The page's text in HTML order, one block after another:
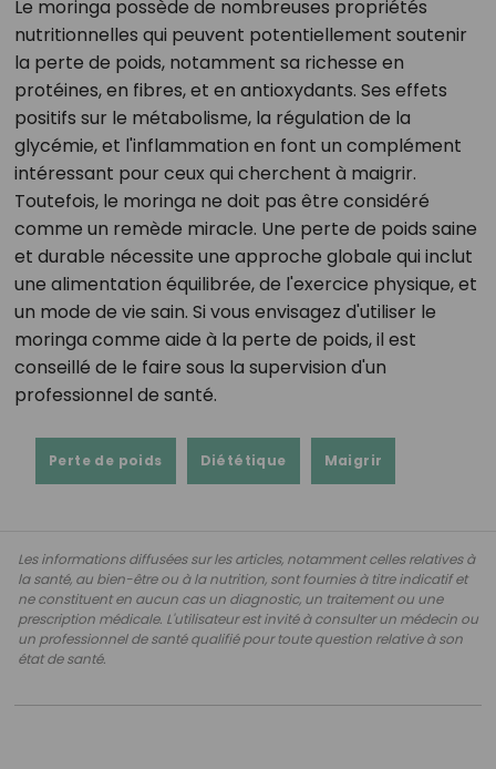
Le moringa possède de nombreuses propriétés
nutritionnelles qui peuvent potentiellement soutenir
la perte de poids, notamment sa richesse en
protéines, en fibres, et en antioxydants. Ses effets
positifs sur le métabolisme, la régulation de la
glycémie, et l'inflammation en font un complément
intéressant pour ceux qui cherchent à maigrir.
Toutefois, le moringa ne doit pas être considéré
comme un remède miracle. Une perte de poids saine
et durable nécessite une approche globale qui inclut
une alimentation équilibrée, de l'exercice physique, et
un mode de vie sain. Si vous envisagez d'utiliser le
moringa comme aide à la perte de poids, il est
conseillé de le faire sous la supervision d'un
professionnel de santé.
Perte de poids Diététique Maigrir
Les informations diffusées sur les articles, notamment celles relatives à
la santé, au bien-être ou à la nutrition, sont fournies à titre indicatif et
ne constituent en aucun cas un diagnostic, un traitement ou une
prescription médicale. L'utilisateur est invité à consulter un médecin ou
un professionnel de santé qualifié pour toute question relative à son
état de santé.